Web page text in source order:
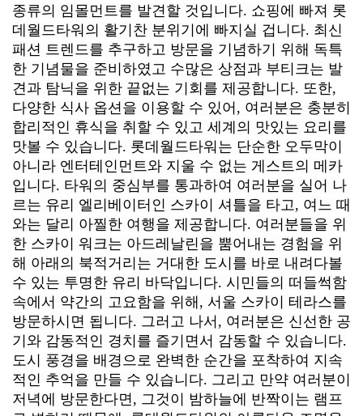
종류의 임몰먼트를 발견할 것입니다. 쇼핑에 빠져 롯
데월드타워의 활기찬 분위기에 빠지실 겁니다. 최신
패션 트렌드를 추구하고 방문을 기념하기 위해 독특
한 기념물을 준비하였고 수많은 상점과 부티크는 발
견과 탐닉을 위한 끝없는 기회를 제공합니다. 또한,
다양한 식사 옵션을 이용할 수 있어, 여러분은 충분히
합리적인 휴식을 취할 수 있고 세계의 맛있는 요리를
맛볼 수 있습니다. 롯데월드타워는 단순한 오두막이
아니라 엔터테인먼트와 지울 수 없는 게스트의 메카
입니다. 타워의 중심부를 통과하여 여러분을 실어 나
르는 유리 엘리베이터인 스카이 셔틀을 타고, 여느 때
와는 달리 아찔한 여행을 제공합니다. 여러분들을 위
한 스카이 워크는 아드레날린을 뿜어내는 경험을 위
해 아래의 북적거리는 거대한 도시를 바로 내려다볼
수 있는 투명한 유리 바닥입니다. 시민들의 떠들썩함
속에서 약간의 고요함을 위해, 서울 스카이 테라스를
방문하시면 됩니다. 그러고 나서, 여러분은 신선한 공
기와 감동적인 경치를 즐기면서 감동할 수 있습니다.
도시 풍경을 배경으로 완벽한 순간을 포착하여 지속
적인 추억을 만들 수 있습니다. 그리고 만약 여러분이
저녁에 방문한다면, 그것이 밤하늘에 반짝이는 램프